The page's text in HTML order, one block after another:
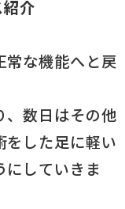
介
常な機能へと戻
、数日はその他
をした足に軽い
にしていきま